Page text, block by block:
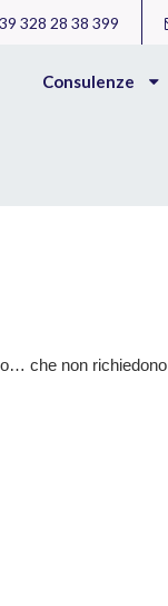
328 28 38 399
Consulenze
che non richiedono